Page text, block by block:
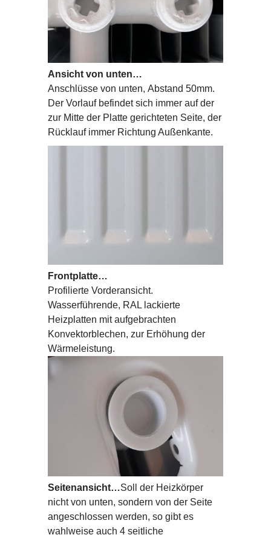
Ansicht von unten…
Anschlüsse von unten, Abstand 50mm.
Der Vorlauf befindet sich immer auf der
zur Mitte der Platte gerichteten Seite, der
Rücklauf immer Richtung Außenkante.
Frontplatte…
Profilierte Vorderansicht.
Wasserführende, RAL lackierte
Heizplatten mit aufgebrachten
Konvektorblechen, zur Erhöhung der
Wärmeleistung.
Seitenansicht…Soll der Heizkörper
nicht von unten, sondern von der Seite
angeschlossen werden, so gibt es
wahlweise auch 4 seitliche